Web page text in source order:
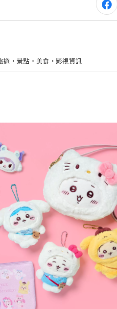
遊・景點・美食・影視資訊